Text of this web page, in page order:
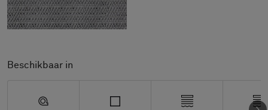
Beschikbaar in